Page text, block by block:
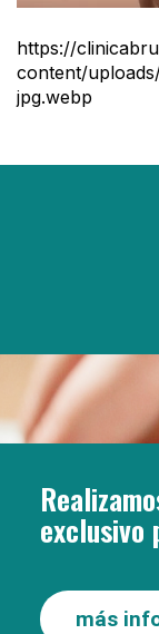
https://
content/
jpg.webp
exclusivo
más